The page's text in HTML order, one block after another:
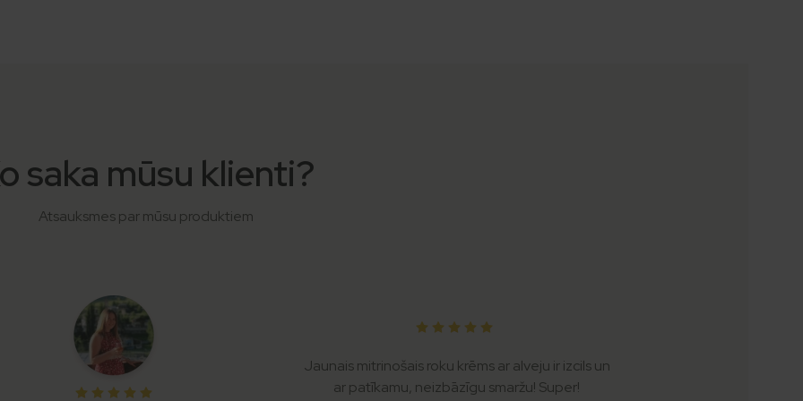
saka mūsu klienti?
Atsauksmes par mūsu produktiem
Jaunais mitrinošais roku krēms ar alveju ir izcils un
ar patīkamu, neizbāzīgu smaržu! Super!